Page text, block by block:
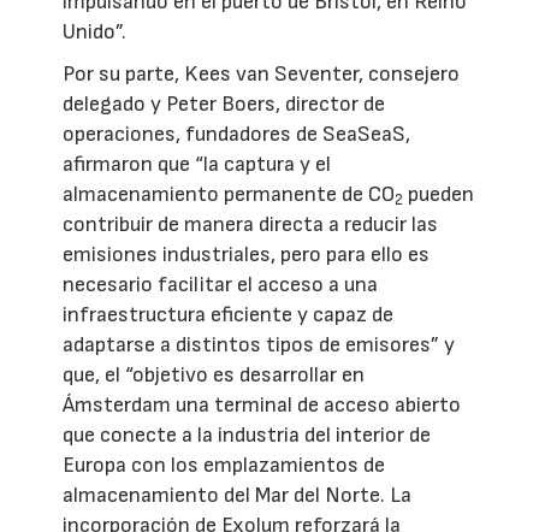
Unido”.
Por su parte, Kees van Seventer, consejero
delegado y Peter Boers, director de
operaciones, fundadores de SeaSeaS,
afirmaron que “la captura y el
almacenamiento permanente de CO2 pueden
contribuir de manera directa a reducir las
emisiones industriales, pero para ello es
necesario facilitar el acceso a una
infraestructura eficiente y capaz de
adaptarse a distintos tipos de emisores” y
que, el “objetivo es desarrollar en
Ámsterdam una terminal de acceso abierto
que conecte a la industria del interior de
Europa con los emplazamientos de
almacenamiento del Mar del Norte. La
incorporación de Exolum reforzará la